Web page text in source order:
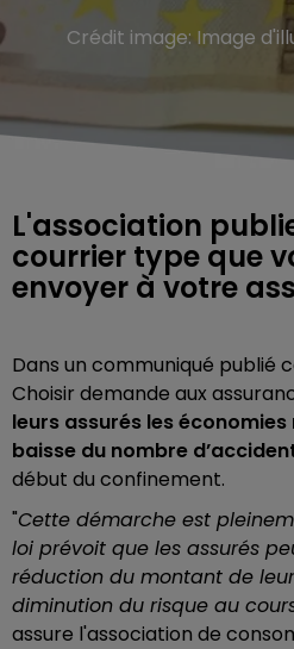
Crédit image:Image
L'association
courrier type que
envoyer à votre
Dans un communiqué publié
Choisir demande aux
leurs assurés les
baisse du nombre
début du confinement.
"Cette démarche est
loi prévoit que les assurés
réduction du montant de
diminution du risque au
assure l'association de